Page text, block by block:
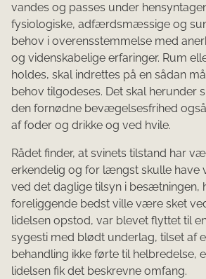
vandes og passes under
fysiologiske, adfærdsmæssige og
behov i overensstemmelse med
og videnskabelige erfaringer. Rum
holdes, skal indrettes på en sådan
behov tilgodeses. Det skal herunder
den fornødne bevægelsesfrihed
af foder og drikke og ved hvile.
Rådet finder, at svinets tilstand har
erkendelig og for længst skulle
ved det daglige tilsyn i besætningen,
foreliggende bedst ville være sket
lidelsen opstod, var blevet flyttet til
sygesti med blødt underlag, tilset af
behandling ikke førte til helbredelse,
lidelsen fik det beskrevne omfang.